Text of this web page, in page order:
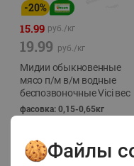
-20%
15.99 руб./кг
19.99 руб./кг
Мидии обыкновенные
мясо п/м в/м водные
беспозвоночные Vici вес
фасовка: 0,15-0,65кг
Файлы